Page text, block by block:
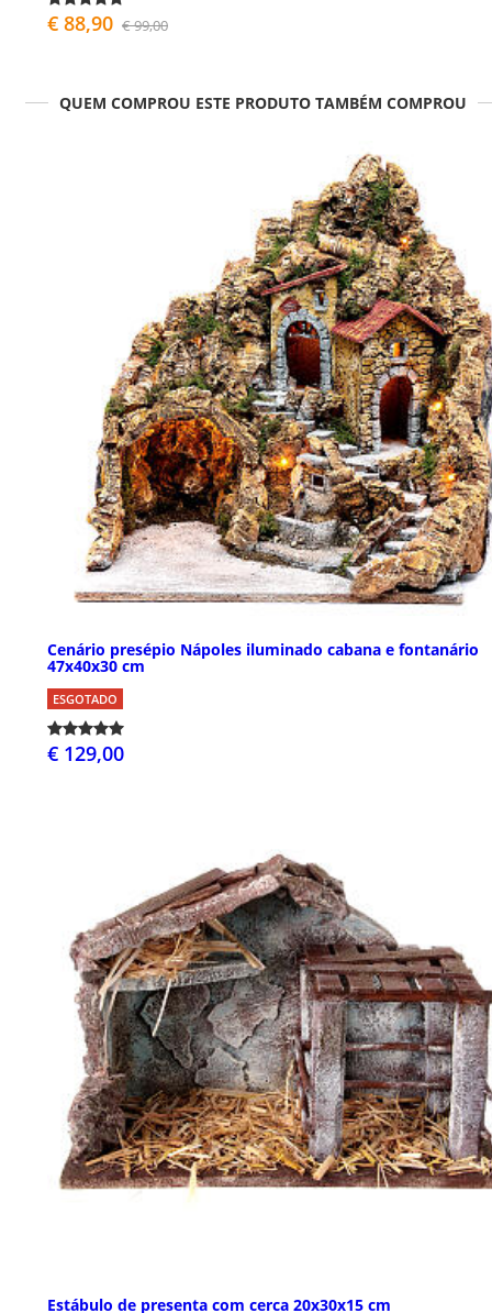
€ 88,90 € 99,00
QUEM COMPROU ESTE PRODUTO TAMBÉM COMPROU
Cenário presépio Nápoles iluminado cabana e fontanário
47x40x30 cm
ESGOTADO
€ 129,00
Estábulo de presenta com cerca 20x30x15 cm